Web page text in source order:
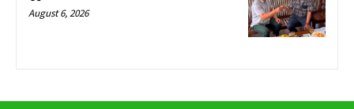
August 6, 2026